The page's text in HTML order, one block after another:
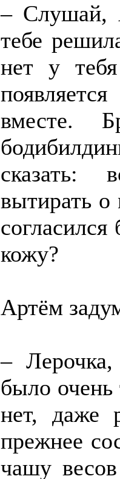
– Слушай,
тебе
нет у
вместе.
сказать:
вытирать
согласился
кожу?
Артём
– Лерочка,
было очень
нет, даже
прежнее
чашу